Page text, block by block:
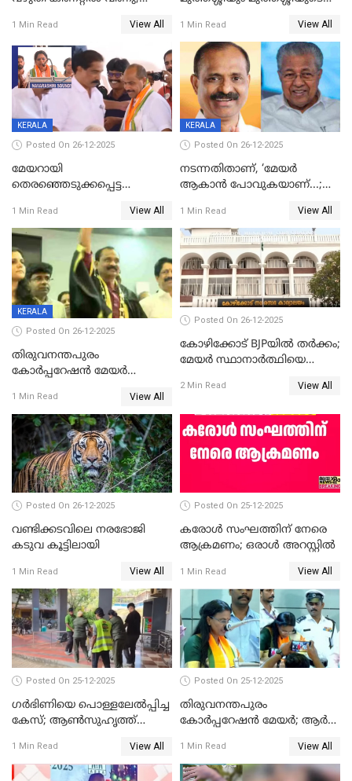
ദാരുണാന്ത്യം
1 Min Read View All
മരിച്ചനിലയിൽ
1 Min Read View All
KERALA
Posted On 26-12-2025
മേയറായി
തെരഞ്ഞെടുക്കപ്പെട്ട
ആദ്യ വോട്ട് അസാധു; കണ്ണൂർ
ഡെപ്യൂട്ടി മേയർ സ്ഥാനത്ത്
താഹിറിന് വിജയം
1 Min Read View All
KERALA
Posted On 26-12-2025
നടന്നതിതാണ്, ‘മേയർ
ആകാൻ പോവുകയാണ്...;
മുഖ്യമന്ത്രിയുടെ ഓഫീസ്
തന്നെ വിശദീകരിയ്ക്കുന്നു;
സത്യമിതാണ്
1 Min Read View All
KERALA
Posted On 26-12-2025
തിരുവനന്തപുരം
കോര്‍പ്പറേഷന്‍ മേയര്‍
ഹൈക്കോടതിയിലേക്ക്;
സത്യപ്രതിജ്ഞ ചടങ്ങില്‍
ചട്ടലംഘനമെന്ന് പാർട്ടി
1 Min Read View All
Posted On 26-12-2025
കോഴിക്കോട് BJPയിൽ തർക്കം;
മേയർ സ്ഥാനാർത്ഥിയെ
2 Min Read View All
Posted On 26-12-2025
വണ്ടിക്കടവിലെ നരഭോജി
കടുവ കൂട്ടിലായി
1 Min Read View All
Posted On 25-12-2025
കരോള്‍ സംഘത്തിന് നേരെ
ആക്രമണം; ഒരാള്‍ അറസ്റ്റില്‍
1 Min Read View All
Posted On 25-12-2025
ഗര്‍ഭിണിയെ പൊള്ളലേല്‍പ്പിച്ച
കേസ്; ആണ്‍സുഹൃത്ത്
1 Min Read View All
Posted On 25-12-2025
തിരുവനന്തപുരം
കോര്‍പ്പറേഷന്‍ മേയർ; ആര്‍
1 Min Read View All